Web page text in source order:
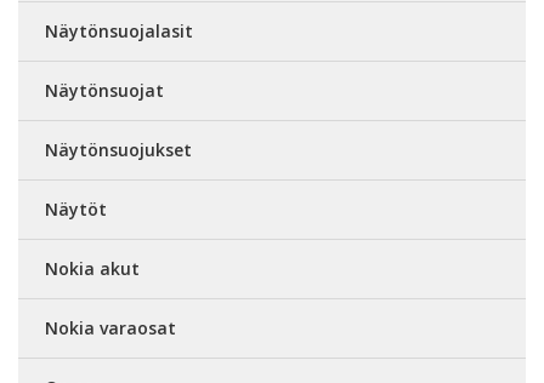
Näytönsuojalasit
Näytönsuojat
Näytönsuojukset
Näytöt
Nokia akut
Nokia varaosat